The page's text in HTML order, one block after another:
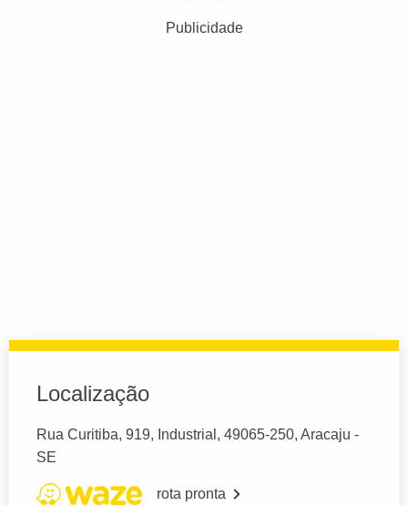
Publicidade
Localização
Rua Curitiba, 919, Industrial, 49065-250, Aracaju -
SE
rota pronta